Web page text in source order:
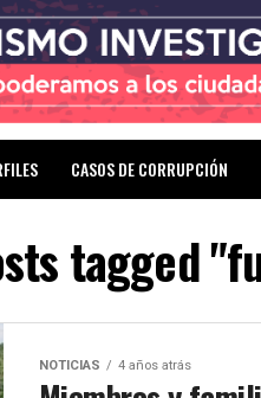
CASOS DE CORRUPCIÓN
tagged
NOTICIAS 4 años atrás